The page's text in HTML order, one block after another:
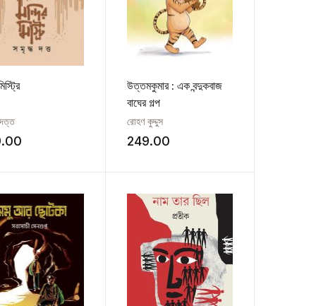
উত্তমকুমার : এক বন্দুকবাজ
বাঘের গল্প
রোহণ কুদ্দুস
249.00